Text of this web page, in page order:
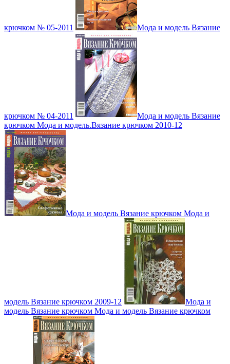
крючком № 05-2011 Мода и модель Вязание
крючком № 04-2011
Мода и модель Вязание
крючком Мода и модель.Вязание крючком 2010-12
Мода и модель Вязание крючком Мода и
модель Вязание крючком 2009-12
Мода и
модель Вязание крючком Мода и модель Вязание крючком